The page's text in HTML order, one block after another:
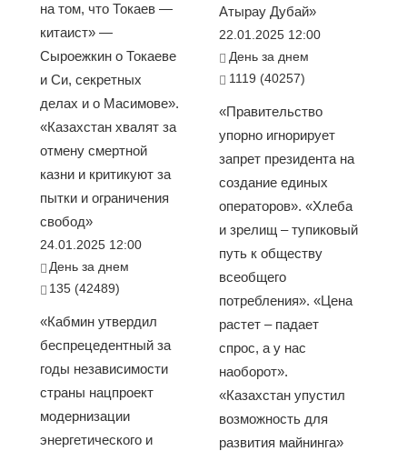
на том, что Токаев —
китаист» —
Сыроежкин о Токаеве
и Си, секретных
делах и о Масимове».
«Казахстан хвалят за
отмену смертной
казни и критикуют за
пытки и ограничения
свобод»
24.01.2025 12:00
День за днем
135 (42489)
«Кабмин утвердил
беспрецедентный за
годы независимости
страны нацпроект
модернизации
энергетического и
Атырау Дубай»
22.01.2025 12:00
День за днем
1119 (40257)
«Правительство
упорно игнорирует
запрет президента на
создание единых
операторов». «Хлеба
и зрелищ – тупиковый
путь к обществу
всеобщего
потребления». «Цена
растет – падает
спрос, а у нас
наоборот».
«Казахстан упустил
возможность для
развития майнинга»